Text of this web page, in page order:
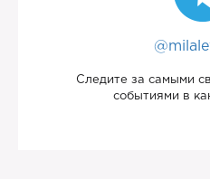
Следите за самыми
событиями в